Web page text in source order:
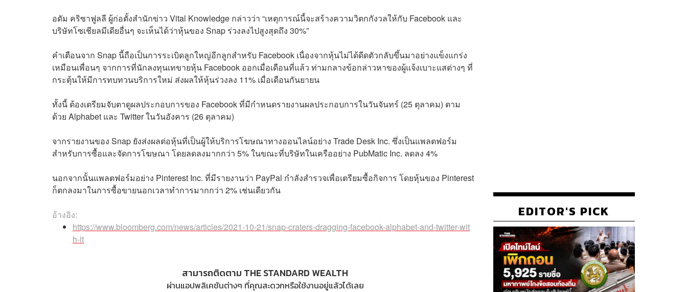
อดัม คริซาฟูลลี ผู้ก่อตั้งสำนักข่าว Vital Knowledge กล่าวว่า “เหตุการณ์นี้จะสร้างความวิตกกังวลให้กับ Facebook และ
บริษัทโซเชียลมีเดียอื่นๆ จะเห็นได้ว่าหุ้นของ Snap ร่วงลงไปสูงสุดถึง 30%”
คำเตือนจาก Snap นี้ถือเป็นการระเบิดลูกใหญ่อีกลูกสำหรับ Facebook เนื่องจากหุ้นไม่ได้ดีดตัวกลับขึ้นมาอย่างแข็งแกร่ง
เหมือนเพื่อนๆ จากการที่นักลงทุนเทขายหุ้น Facebook ออกเมื่อเดือนที่แล้ว ท่ามกลางข้อกล่าวหาของผู้แจ้งเบาะแสต่างๆ ที่
กระตุ้นให้มีการทบทวนบริการใหม่ ส่งผลให้หุ้นร่วงลง 11% เมื่อเดือนกันยายน
ทั้งนี้ ต้องเตรียมจับตาดูผลประกอบการของ Facebook ที่มีกำหนดรายงานผลประกอบการในวันจันทร์ (25 ตุลาคม) ตาม
ด้วย Alphabet และ Twitter ในวันอังคาร (26 ตุลาคม)
จากรายงานของ Snap ยังส่งผลต่อหุ้นที่เป็นผู้ให้บริการโฆษณาทางออนไลน์อย่าง Trade Desk Inc. ซึ่งเป็นแพลตฟอร์ม
สำหรับการซื้อและจัดการโฆษณา โดยลดลงมากกว่า 5% ในขณะที่บริษัทในเครืออย่าง PubMatic Inc. ลดลง 4%
นอกจากนั้นแพลตฟอร์มอย่าง Pinterest Inc. ที่มีรายงานว่า PayPal กำลังสำรวจเพื่อเตรียมซื้อกิจการ โดยหุ้นของ Pinterest
ก็ตกลงมาในการซื้อขายนอกเวลาทำการมากกว่า 2% เช่นเดียวกัน
อ้างอิง:
https://www.bloomberg.com/news/articles/2021-10-21/snap-craters-dragging-facebook-alphabet-and-twitter-wit
h-it
สามารถติดตาม THE STANDARD WEALTH
ผ่านแอปพลิเคชันต่างๆ ที่คุณสะดวกหรือใช้งานอยู่แล้วได้เลย
EDITOR'S PICK